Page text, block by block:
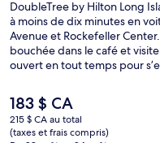
City,
NY
DoubleTree by Hilton Long
à moins de dix minutes en
Avenue et Rockefeller
bouchée dans le café et
ouvert en tout temps pour
L’hébergement se situe à
en commun : Station de
trouve à 9 minutes.
Le
prix
actuel
183 $ CA
215 $ CA au total
(taxes et frais compris)